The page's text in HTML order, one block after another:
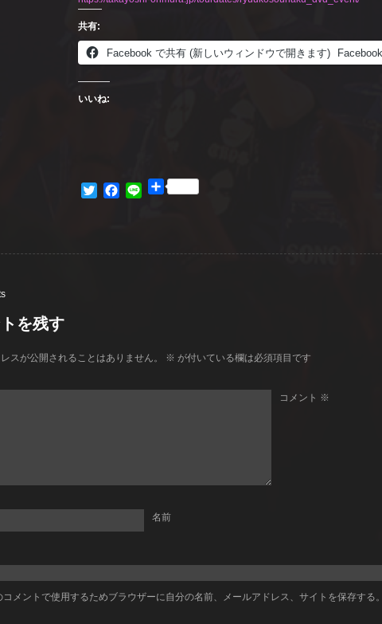
共有:
Facebook で共有 (新しいウィンドウで開きます) Facebook
いいね:
TwitterFacebook
Line共
を残す
スが公開されることはありません。 ※ が付いている欄は必須項目です
コメント ※
名前
コメントで使用するためブラウザーに自分の名前、メールアドレス、サイトを保存する。